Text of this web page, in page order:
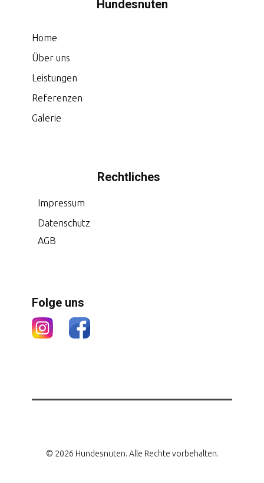
Hundesnuten
Home
Über uns
Leistungen
Referenzen
Galerie
Rechtliches
Impressum
Datenschutz
AGB
Folge uns
© 2026 Hundesnuten. Alle Rechte vorbehalten.